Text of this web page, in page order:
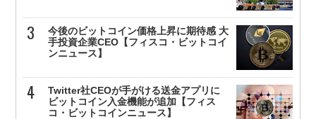
今後のビットコイン価格上昇に期待感 大
手投資企業CEO【フィスコ・ビットコイ
ンニュース】
Twitter社CEOが手がける送金アプリに
ビットコイン入金機能が追加【フィス
コ・ビットコインニュース】